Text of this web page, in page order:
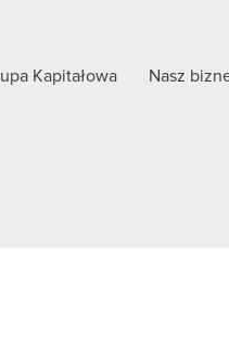
Kapitałowa Nasz